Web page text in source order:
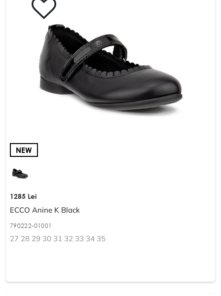
Schimb și returnare
DESPRE COMPANIE
Despre noi
Harta site-ului
POLITICĂ ȘI TERMENI
Politica de confidențialitate
NEW
1285 Lei
ECCO Anine K Black
790222-01001
27 28 29 30 31 32 33 34 35